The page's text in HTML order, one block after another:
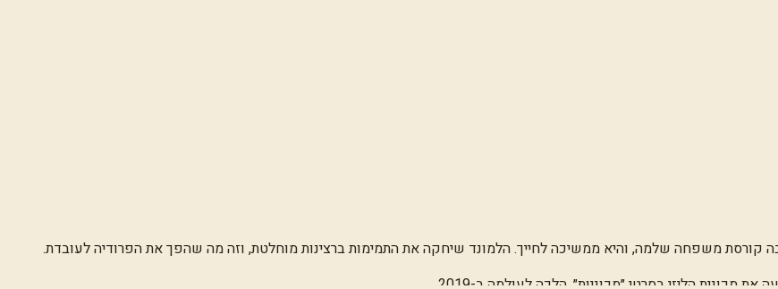
קורסת משפחה שלמה, והיא ממשיכה לחייך. הלמונד שיחקה את התמימות ברצינות מוחלטת, וזה מה שהפך את הפרודיה לעובדת.
את מכונית הליזי בסרטי ״מכוניות״. הלכה לעולמה ב-2019.